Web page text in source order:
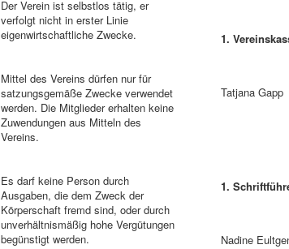
Der Verein ist selbstlos tätig, er
verfolgt nicht in erster Linie
eigenwirtschaftliche Zwecke.
Mittel des Vereins dürfen nur für
satzungsgemäße Zwecke verwendet
werden. Die Mitglieder erhalten keine
Zuwendungen aus Mitteln des
Vereins.
Es darf keine Person durch
Ausgaben, die dem Zweck der
Körperschaft fremd sind, oder durch
unverhältnismäßig hohe Vergütungen
begünstigt werden.
1.
Tatjana Gapp
1.
Nadine